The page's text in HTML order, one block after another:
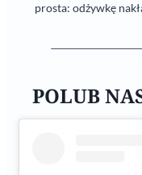
prosta: odżywkę
POLUB